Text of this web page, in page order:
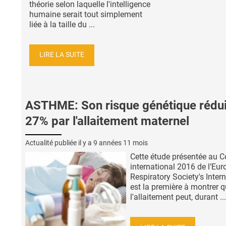
théorie selon laquelle l'intelligence
humaine serait tout simplement
liée à la taille du ...
LIRE LA SUITE
ASTHME: Son risque génétique
27% par l'allaitement maternel
Actualité publiée il y a 9 années 11 mois
Cette étude présentée au
international 2016 de
Respiratory Society's
est la première à montrer
l'allaitement peut, durant ...